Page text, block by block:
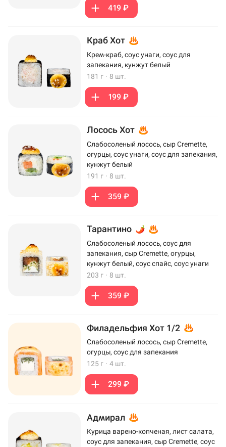
419 ₽
Краб Хот
Крем-краб, соус унаги, соус для
запекания, кунжут белый
181 г · 8 шт.
199 ₽
Лосось Хот
Слабосоленый лосось, сыр Cremette,
огурцы, соус унаги, соус для запекания,
кунжут белый
191 г · 8 шт.
359 ₽
Тарантино
Слабосоленый лосось, соус для
запекания, сыр Cremette, огурцы,
кунжут белый, соус спайс, соус унаги
203 г · 8 шт.
359 ₽
Филадельфия Хот 1/2
Слабосоленый лосось, сыр Cremette,
огурцы, соус для запекания
125 г · 4 шт.
299 ₽
Адмирал
Курица варено-копченая, лист салата,
соус для запекания, сыр Cremette, соус